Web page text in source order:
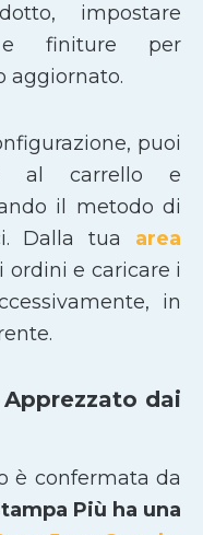
impostare
e finiture per
aggiornato.
puoi
al carrello e
il metodo di
Dalla tua area
ordini e caricare i
in
dai
è confermata da
Più ha una